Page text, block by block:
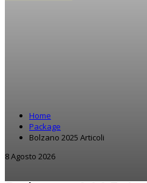
Home
Package
Bolzano 2025 Articoli
8 Agosto 2026